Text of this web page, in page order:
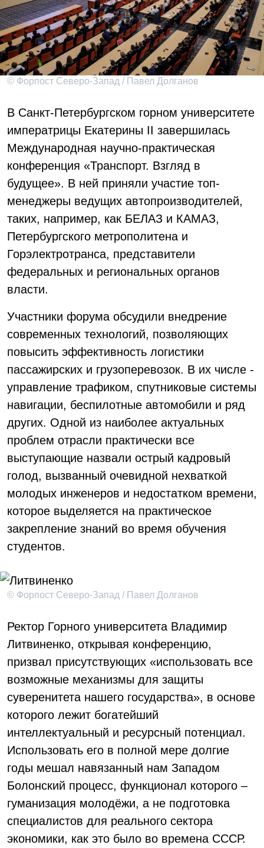
© Форпост Северо-Запад / Павел Долганов
В Санкт-Петербургском горном университете
императрицы Екатерины II завершилась
Международная научно-практическая
конференция «Транспорт. Взгляд в
будущее». В ней приняли участие топ-
менеджеры ведущих автопроизводителей,
таких, например, как БЕЛАЗ и КАМАЗ,
Петербургского метрополитена и
Горэлектротранса, представители
федеральных и региональных органов
власти.
Участники форума обсудили внедрение
современных технологий, позволяющих
повысить эффективность логистики
пассажирских и грузоперевозок. В их числе -
управление трафиком, спутниковые системы
навигации, беспилотные автомобили и ряд
других. Одной из наиболее актуальных
проблем отрасли практически все
выступающие назвали острый кадровый
голод, вызванный очевидной нехваткой
молодых инженеров и недостатком времени,
которое выделяется на практическое
закрепление знаний во время обучения
студентов.
© Форпост Северо-Запад / Павел Долганов
Ректор Горного университета Владимир
Литвиненко, открывая конференцию,
призвал присутствующих «использовать все
возможные механизмы для защиты
суверенитета нашего государства», в основе
которого лежит богатейший
интеллектуальный и ресурсный потенциал.
Использовать его в полной мере долгие
годы мешал навязанный нам Западом
Болонский процесс, функционал которого –
гуманизация молодёжи, а не подготовка
специалистов для реального сектора
экономики, как это было во времена СССР.